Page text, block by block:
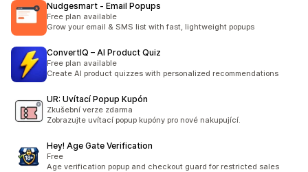
Nudgesmart ‑ Email Popups
Free plan available
Grow your email & SMS list with fast, lightweight popups
ConvertIQ – AI Product Quiz
Free plan available
Create AI product quizzes with personalized recommendations
UR: Uvítací Popup Kupón
Zkušební verze zdarma
Zobrazujte uvítací popup kupóny pro nové nakupující.
Hey! Age Gate Verification
Free
Age verification popup and checkout guard for restricted sales